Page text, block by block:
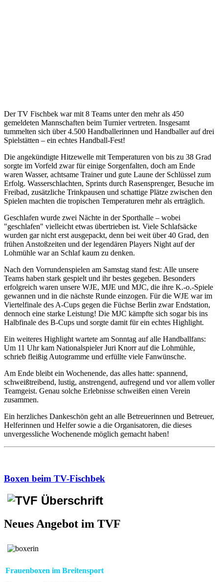
Der TV Fischbek war mit 8 Teams unter den mehr als 450
gemeldeten Mannschaften beim Turnier vertreten. Insgesamt
tummelten sich über 4.500 Handballerinnen und Handballer auf drei
Spielstätten – ein echtes Handball-Fest!
Die angekündigte Hitzewelle mit Temperaturen von bis zu 38 Grad
sorgte im Vorfeld zwar für einige Sorgenfalten, doch am Ende
waren Wasser, achtsame Trainer und gute Laune der Schlüssel zum
Erfolg. Wasserschlachten, Sprints durch Rasensprenger, Besuche im
Freibad, zusätzliche Trinkpausen und schattige Plätze zwischen den
Spielen machten die tropischen Temperaturen mehr als erträglich.
Geschlafen wurde zwei Nächte in der Sporthalle – wobei
"geschlafen" vielleicht etwas übertrieben ist. Viele Schlafsäcke
wurden gar nicht erst ausgepackt, denn bei weit über 40 Grad, den
frühen Anstoßzeiten und der legendären Players Night auf der
Lohmühle war an Schlaf kaum zu denken.
Nach den Vorrundenspielen am Samstag stand fest: Alle unsere
Teams haben stark gespielt und ihr bestes gegeben. Besonders
erfolgreich waren unsere WJE, MJE und MJC, die ihre K.-o.-Spiele
gewannen und in die nächste Runde einzogen. Für die WJE war im
Viertelfinale des A-Cups gegen die Füchse Berlin zwar Endstation,
dennoch eine starke Leistung! Die MJC kämpfte sich sogar bis ins
Halbfinale des B-Cups und sorgte damit für ein echtes Highlight.
Ein weiteres Highlight wartete am Sonntag auf alle Handballfans:
Um 11 Uhr kam Nationalspieler Juri Knorr auf die Lohmühle,
schrieb fleißig Autogramme und erfüllte viele Fanwünsche.
Am Ende bleibt ein Wochenende, das alles hatte: spannend,
schweißtreibend, lustig, anstrengend, aufregend und vor allem voller
Teamgeist. Genau solche Erlebnisse schweißen einen Verein
zusammen.
Ein herzliches Dankeschön geht an alle Betreuerinnen und Betreuer,
Helferinnen und Helfer sowie a die Organisatoren, die dieses
unvergessliche Wochenende möglich gemacht haben!
Boxen beim TV-Fischbek
Neues Angebot im TVF
Frauenboxen im Breitensport